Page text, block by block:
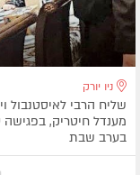
ניו יורק
שליח הרבי לאיסטנבול
מענדל חיטריק,
בערב שבת